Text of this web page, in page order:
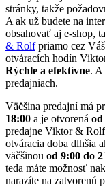
stránky, takže
A ak už budete na
obsahovať aj e-shop,
& Rolfpriamo cez
otváracích hodín
Rýchle a efektívne. A
predajniach.
Väčšina predajní má
18:00 a je otvorená
predajne Viktor &
otváracia doba dlhšia
väčšinou od 9:00 do
teda máte možnosť
narazíte na zatvorenú